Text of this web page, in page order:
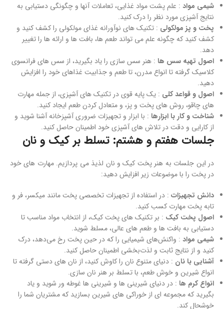
شیمی مواد : علم پشت مواد غذایی، تعاملات آنها و چگونگی دستیابی به
نتایج آشپزی مورد نظر را درک کنید.
پخت و پز مولکولی : تکنیک های نوآورانه غذای مولکولی را کشف کنید و
کشف کنید که چگونه علم می تواند طعم ها، بافت ها و ارائه ها را تغییر
دهد.
اصول تهیه سس ها : هنر سس سازی را یاد بگیرید، از سس های فرانسوی
کلاسیک گرفته تا انواع مدرن، تا طعم و جذابیت غذاهای خود را افزایش
دهید.
اصول و قواعد کلی : یک پایه قوی در تکنیک های آشپزی، از جمله مهارت
های چاقو، روش های پخت و پز، و متعادل کردن طعم ایجاد کنید.
شناخت و کار با ابزارها : با ابزار و تجهیزات ضروری آشپزخانه آشنا شوید و
از کارایی و دقت در تلاش های آشپزی خود اطمینان حاصل کنید.
جلسات هفتم و هشتم: تسلط بر کیک و نان
در این جلسات به هنر پخت کیک و نان لذیذ می پردازیم. مهارت های خود
در پخت را با موضوعات زیر افزایش دهید:
دانش تجهیزات : در استفاده از تجهیزات تخصصی پخت مانند میکسر، فر و
تابه پخت مهارت کسب کنید.
اصول پخت کیک : بر تکنیک های پخت کیک، از انتخاب مواد مناسب تا
دستیابی به بافت ها و طعم های عالی، مسلط شوید.
شیمی مواد : واکنش‌های شیمیایی را که در حین پخت رخ می‌دهد، درک
کنید و از نتایج ثابت و لذت‌بخشی اطمینان حاصل کنید.
آشنایی با نان : دنیای متنوع نان را کاوش کنید، از نان های دستی گرفته تا
انواع شیرین و خوش طعم، با تسلط بر هنر نان سازی.
انواع کرم ها : در دنیای شیرینی ها و شیرینی ها غوطه ور شوید و یاد
بگیرید که مجموعه ای از خوراکی های شیرین بسازید که مشتریان شما را
خوشحال کند.